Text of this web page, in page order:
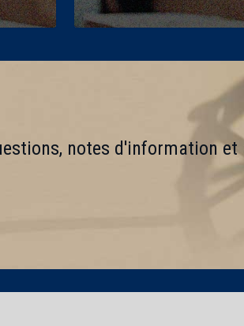
notes d'information